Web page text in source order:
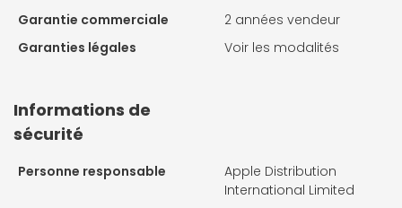
Garantie commerciale
2 années vendeur
Garanties légales
Voir les modalités
Informations de
sécurité
Personne responsable
Apple Distribution
International Limited